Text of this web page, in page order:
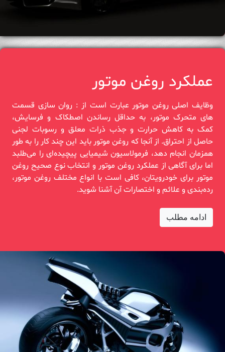
عملکرد روغن موتور
وظایف اصلی روغن موتور عبارت است از : روان سازی قسمت‌
های متحرک موتور، به حداقل رساندن اصطکاک و فرسایش،
کمک به کاهش حرارت و جذب ذرات معلق و رسوبات لجنی
حاصل از احتراق. از آنجا که روغن موتور باید این چند کار را به طور
همزمان انجام دهد، فرمولاسیون شیمیایی پیچیده‌ای را می‌طلبد
اما برای آگاهی از عملکرد روغن موتور و انتخاب نوع صحیح روغن
موتور برای خودرویتان، کافی است با انواع مختلف روغن موتور،
رده‌بندی و علائم و اختصارات آن آشنا شوید.
ادامه مطلب